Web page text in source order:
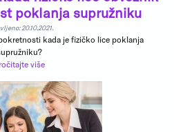
poklanja supružniku
20.10.2021.
kada je fizičko lice poklanja
više